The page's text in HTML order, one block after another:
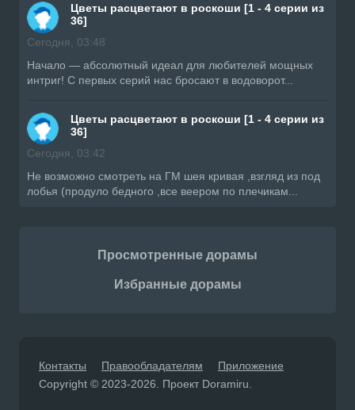
Цветы расцветают в роскоши [1 - 4 серии из
36]
Сегодня, 03:48
Начало — абсолютный идеал для любителей мощных
интриг! С первых серий нас бросают в водоворот...
Цветы расцветают в роскоши [1 - 4 серии из
36]
Сегодня, 03:42
Не возможно смотреть на ГМ шея кривая ,взгляд из под
лобья (продуло бедного ,все веером по плечикам...
Просмотренные дорамы
Избранные дорамы
Контакты Правообладателям
Приложение
Copyright © 2023-2026. Проект Doramiru.